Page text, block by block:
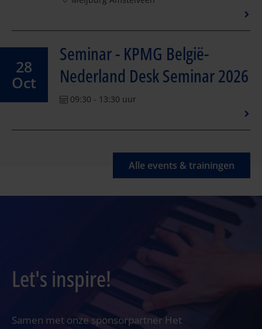
28
Oct
Seminar - KPMG België-
Nederland Desk Seminar 2026
09:30 - 13:30 uur
Alle events & trainingen
Let's inspire!
Samen met onze sponsorpartner Het